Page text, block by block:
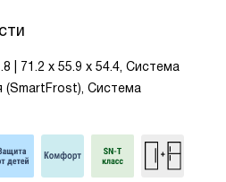
| 71.2 х 55.9 х 54.4, Система
(SmartFrost), Система